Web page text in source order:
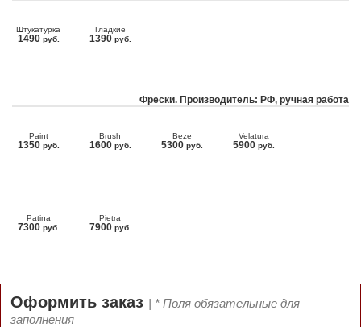
Штукатурка
1490 руб.
Гладкие
1390 руб.
Фрески. Производитель: РФ, ручная работа
Paint
1350 руб.
Brush
1600 руб.
Beze
5300 руб.
Velatura
5900 руб.
Patina
7300 руб.
Pietra
7900 руб.
Оформить заказ | * Поля обязательные для
заполнения